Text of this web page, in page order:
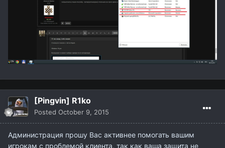
[Pingvin] R1ko
Posted October 9, 2015
Администрация прошу Вас активнее помогать вашим
игрокам с проблемой клиента, так как ваша защита не